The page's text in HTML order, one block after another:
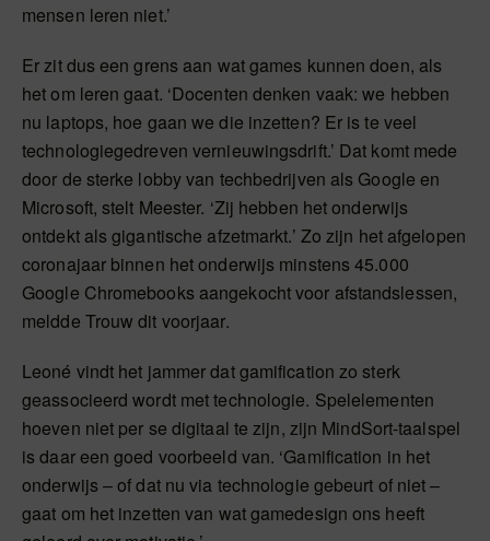
mensen leren niet.’
Er zit dus een grens aan wat games kunnen doen, als
het om leren gaat. ‘Docenten denken vaak: we hebben
nu laptops, hoe gaan we die inzetten? Er is te veel
technologiegedreven vernieuwingsdrift.’ Dat komt mede
door de sterke lobby van techbedrijven als Google en
Microsoft, stelt Meester. ‘Zij hebben het onderwijs
ontdekt als gigantische afzetmarkt.’ Zo zijn het afgelopen
coronajaar binnen het onderwijs minstens 45.000
Google Chromebooks aangekocht voor afstandslessen,
meldde Trouw dit voorjaar.
Leoné vindt het jammer dat gamification zo sterk
geassocieerd wordt met technologie. Spelelementen
hoeven niet per se digitaal te zijn, zijn MindSort-taalspel
is daar een goed voorbeeld van. ‘Gamification in het
onderwijs – of dat nu via technologie gebeurt of niet –
gaat om het inzetten van wat gamedesign ons heeft